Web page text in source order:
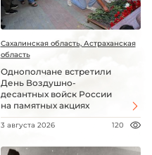
Сахалинская область, Астраханская
область
Однополчане встретили
День Воздушно-
десантных войск России
на памятных акциях
3 августа 2026 120